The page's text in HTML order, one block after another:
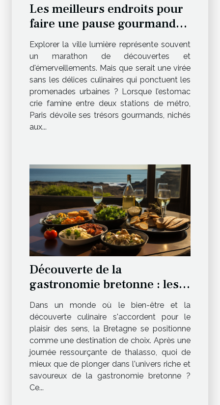
Les meilleurs endroits pour
faire une pause gourmande
entre deux stations de métro
Explorer la ville lumière représente souvent
un marathon de découvertes et
d'émerveillements. Mais que serait une virée
sans les délices culinaires qui ponctuent les
promenades urbaines ? Lorsque l’estomac
crie famine entre deux stations de métro,
Paris dévoile ses trésors gourmands, nichés
aux...
Découverte de la
gastronomie bretonne : les
spécialités à savourer après
une journée de thalasso
Dans un monde où le bien-être et la
découverte culinaire s'accordent pour le
plaisir des sens, la Bretagne se positionne
comme une destination de choix. Après une
journée ressourçante de thalasso, quoi de
mieux que de plonger dans l'univers riche et
savoureux de la gastronomie bretonne ?
Ce...